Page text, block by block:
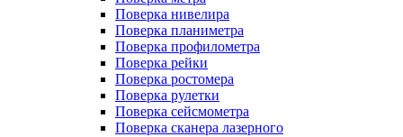
Поверка нивелира
Поверка планиметра
Поверка профилометра
Поверка рейки
Поверка ростомера
Поверка рулетки
Поверка сейсмометра
Поверка сканера лазерного